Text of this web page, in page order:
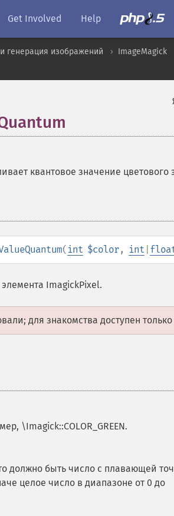
Get Involved Help
генерация изображений
ImageMagick
квантовое значение
( int $color, int
ImagickPixel.
для знакомства доступен
\Imagick::COLOR_GREEN.
должно быть число с плавающей
целое число в диапазоне от 0 до